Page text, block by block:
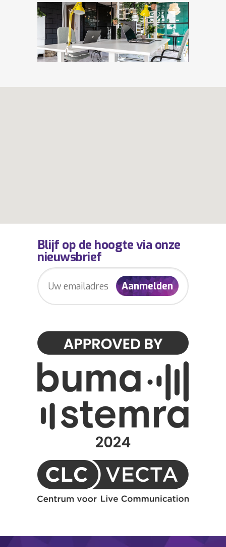
Volg ons ook opFacebookenTwitter
Blijf op de hoogte via onze
nieuwsbrief